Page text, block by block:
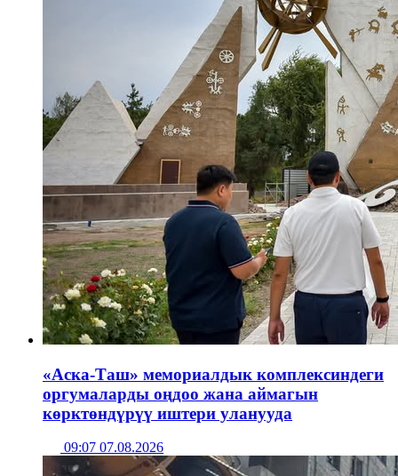
«Аска-Таш» мемориалдык комплексиндеги
оргумаларды оңдоо жана аймагын
көрктөндүрүү иштери уланууда
09:07 07.08.2026